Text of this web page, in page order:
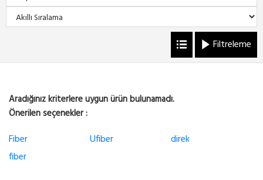
Filtreleme
Aradığınız kriterlere uygun ürün bulunamadı.
Önerilen seçenekler :
Fiber Ufiber
direk
fiber